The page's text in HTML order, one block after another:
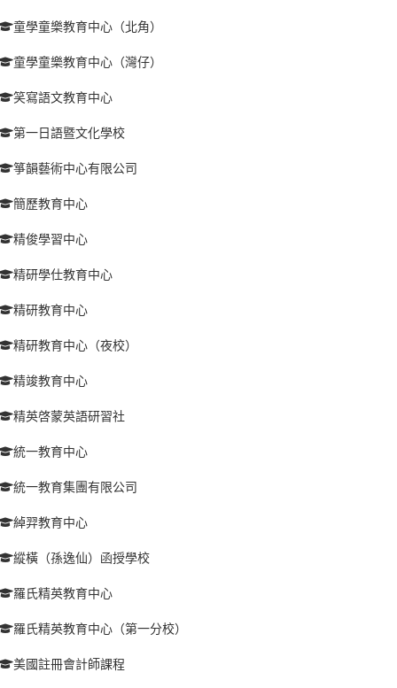
童學童樂教育中心（北角）
童學童樂教育中心（灣仔）
笑寫語文教育中心
第一日語暨文化學校
箏韻藝術中心有限公司
簡歷教育中心
精俊學習中心
精研學仕教育中心
精研教育中心
精研教育中心（夜校）
精竣教育中心
精英啓蒙英語研習社
統一教育中心
統一教育集團有限公司
綽羿教育中心
縱橫（孫逸仙）函授學校
羅氏精英教育中心
羅氏精英教育中心（第一分校）
美國註冊會計師課程